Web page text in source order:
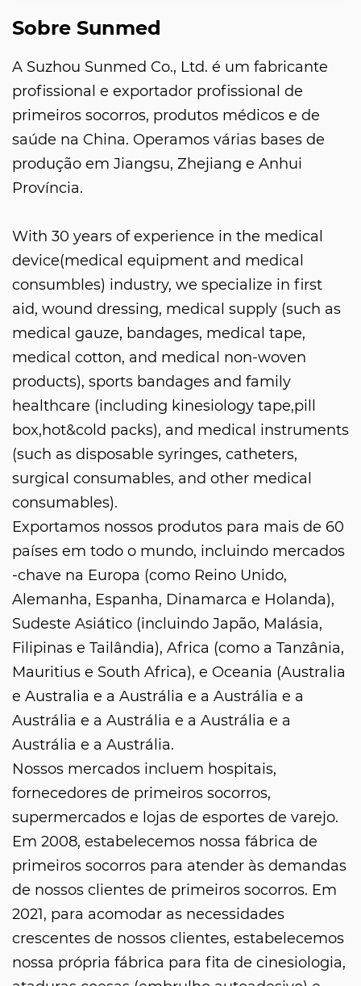
Sobre Sunmed
A Suzhou Sunmed Co., Ltd. é um fabricante
profissional e exportador profissional de
primeiros socorros, produtos médicos e de
saúde na China. Operamos várias bases de
produção em Jiangsu, Zhejiang e Anhui
Província.
With 30 years of experience in the medical
device(medical equipment and medical
consumbles) industry, we specialize in first
aid, wound dressing, medical supply (such as
medical gauze, bandages, medical tape,
medical cotton, and medical non-woven
products), sports bandages and family
healthcare (including kinesiology tape,pill
box,hot&cold packs), and medical instruments
(such as disposable syringes, catheters,
surgical consumables, and other medical
consumables).
Exportamos nossos produtos para mais de 60
países em todo o mundo, incluindo mercados
-chave na Europa (como Reino Unido,
Alemanha, Espanha, Dinamarca e Holanda),
Sudeste Asiático (incluindo Japão, Malásia,
Filipinas e Tailândia), Africa (como a Tanzânia,
Mauritius e South Africa), e Oceania (Australia
e Australia e a Austrália e a Austrália e a
Austrália e a Austrália e a Austrália e a
Austrália e a Austrália.
Nossos mercados incluem hospitais,
fornecedores de primeiros socorros,
supermercados e lojas de esportes de varejo.
Em 2008, estabelecemos nossa fábrica de
primeiros socorros para atender às demandas
de nossos clientes de primeiros socorros. Em
2021, para acomodar as necessidades
crescentes de nossos clientes, estabelecemos
nossa própria fábrica para fita de cinesiologia,